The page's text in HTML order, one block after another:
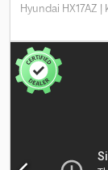
Hyundai HX17AZ
Konum: Almanya
maliyetlerini
kullanın! 💰 Şimdi
sunun. Uygun bir
(onaya tabidir)*
çevrimiçi arama